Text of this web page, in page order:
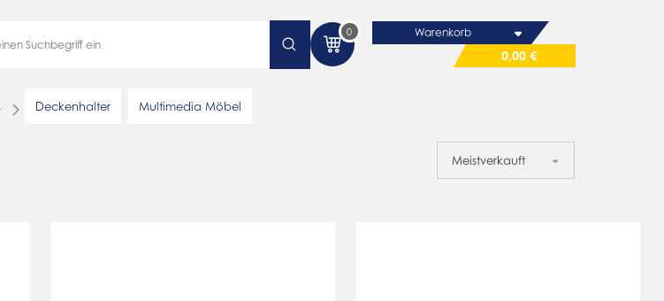
0 Warenkorb
0,00 €
Deckenhalter Multimedia Möbel